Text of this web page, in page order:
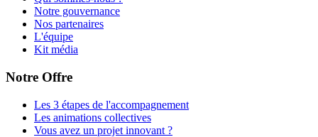
Notre gouvernance
Nos partenaires
L'équipe
Kit média
Notre Offre
Les 3 étapes de l'accompagnement
Les animations collectives
Vous avez un projet innovant ?